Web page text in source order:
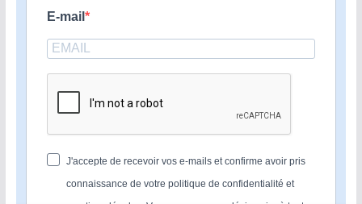
E-mail
J'accepte de recevoir vos e-mails et confirme avoir pris
connaissance de votre politique de confidentialité et